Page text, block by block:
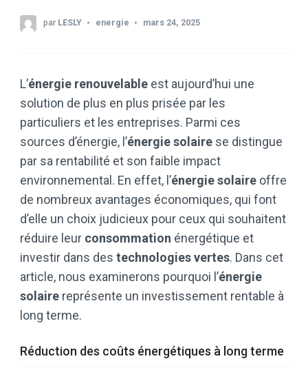
par LESLY energie mars 24, 2025
L’énergie renouvelable est aujourd’hui une
solution de plus en plus prisée par les
particuliers et les entreprises. Parmi ces
sources d’énergie, l’énergie solaire se distingue
par sa rentabilité et son faible impact
environnemental. En effet, l’énergie solaire offre
de nombreux avantages économiques, qui font
d’elle un choix judicieux pour ceux qui souhaitent
réduire leur consommation énergétique et
investir dans des technologies vertes. Dans cet
article, nous examinerons pourquoi l’énergie
solaire représente un investissement rentable à
long terme.
Réduction des coûts énergétiques à long terme